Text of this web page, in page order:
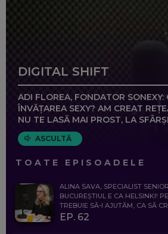
DIGITAL SHIFT
ADI FLOREA, FONDATOR SONEXY:
ÎNVĂȚAREA SEXY? AM CREAT
NU TE LASĂ MAI PROST, LA
ASCULTĂ
TOATE EPISOADELE
ALINA SAVA, SPECIALIST
BUCUREȘTIUL E CA HELSINKI!
TREBUIE SĂ-I AJUTĂM, CA SĂ
EP. 62